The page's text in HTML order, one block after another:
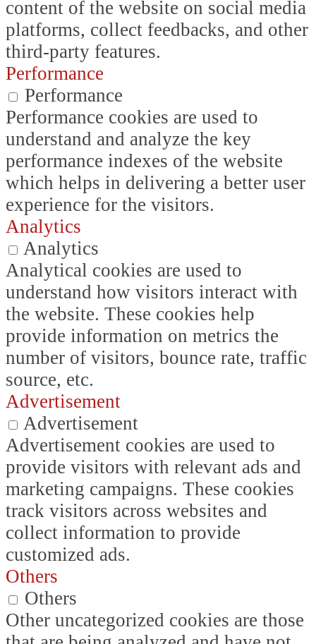
content of the website on social media
platforms, collect feedbacks, and other
third-party features.
Performance
Performance
Performance cookies are used to
understand and analyze the key
performance indexes of the website
which helps in delivering a better user
experience for the visitors.
Analytics
Analytics
Analytical cookies are used to
understand how visitors interact with
the website. These cookies help
provide information on metrics the
number of visitors, bounce rate, traffic
source, etc.
Advertisement
Advertisement
Advertisement cookies are used to
provide visitors with relevant ads and
marketing campaigns. These cookies
track visitors across websites and
collect information to provide
customized ads.
Others
Others
Other uncategorized cookies are those